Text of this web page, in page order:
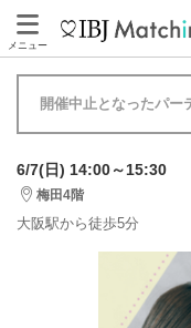
メニュー
開催中止となったパー
6/7(日) 14:00～15:30
梅田4階
大阪駅から徒歩5分